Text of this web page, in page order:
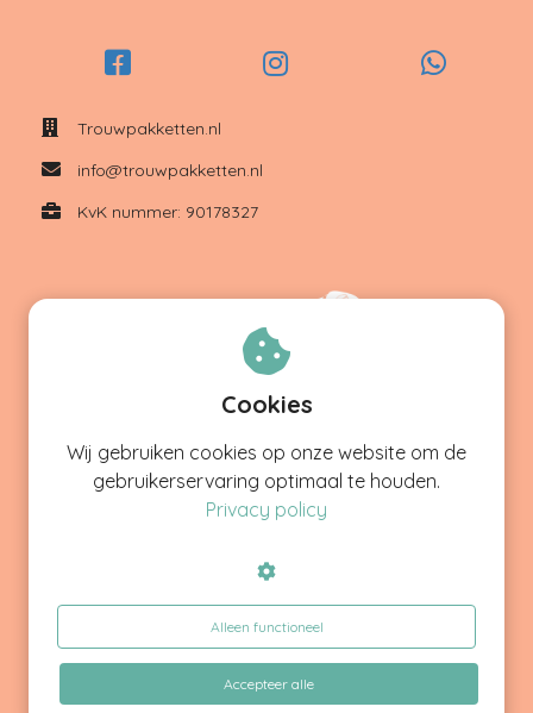
Trouwpakketten.nl
info@trouwpakketten.nl
KvK nummer: 90178327
45 reviews
by
5.0
20 reviews
Cookies
Wij gebruiken cookies op onze website om de
gebruikerservaring optimaal te houden.
Privacy policy
Alleen functioneel
Accepteer alle